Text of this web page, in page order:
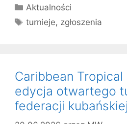
Kategorie
Aktualności
Tagi
turnieje, zgłoszenia
Caribbean Tropical
edycja otwartego
federacji kubańskiej